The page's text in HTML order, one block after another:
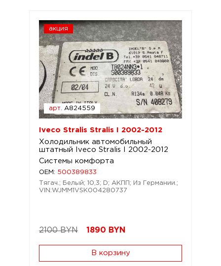
акция
арт. A824559
Iveco Stralis Stralis I 2002-2012
Холодильник автомобильный
штатный Iveco Stralis I 2002-2012
Системы комфорта
OEM: 500389833
Тягач.; Белый; 10,3; D; АКПП; Из Германии.;
VIN:WJMM1VSK004280737
2100 BYN 1890 BYN
В корзину